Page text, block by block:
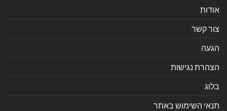
אודות
צור קשר
הגעה
הצהרת נגישות
בלוג
תנאי השימוש באתר